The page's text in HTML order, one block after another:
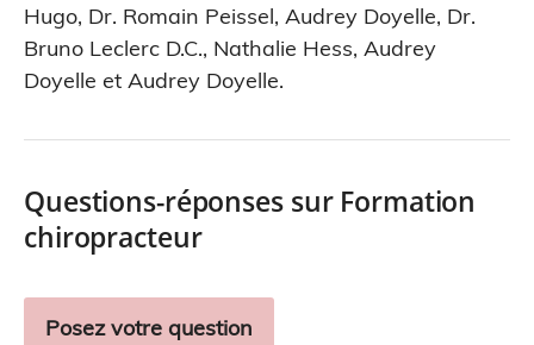
Hugo, Dr. Romain Peissel, Audrey Doyelle, Dr.
Bruno Leclerc D.C., Nathalie Hess, Audrey
Doyelle et Audrey Doyelle.
Questions-réponses sur Formation
chiropracteur
Posez votre question